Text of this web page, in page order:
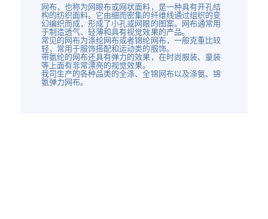
网布，也称为网眼布或网状面料，是一种具有开孔结
构的纺织面料。它由细而密集的纤维线通过组织的变
幻编织而成，形成了小孔或网眼的图案。网布通常用
于制造透气、轻薄和具有视觉效果的产品。
常见的网布为涤纶网布或者锦纶网布，一般克重比较
轻，常用于服饰搭配和运动类的服饰。
带氨纶的网布还具有弹力的效果，在时尚服装、童装
等上面有非常漂亮的视觉效果。
我司生产的各种品类的全涤、全锦网布以及涤氨、锦
氨弹力网布。